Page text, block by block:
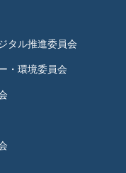
タル推進委員会
・環境委員会